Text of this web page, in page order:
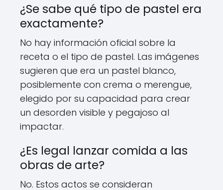
¿Se sabe qué tipo de pastel era
exactamente?
No hay información oficial sobre la
receta o el tipo de pastel. Las imágenes
sugieren que era un pastel blanco,
posiblemente con crema o merengue,
elegido por su capacidad para crear
un desorden visible y pegajoso al
impactar.
¿Es legal lanzar comida a las
obras de arte?
No. Estos actos se consideran